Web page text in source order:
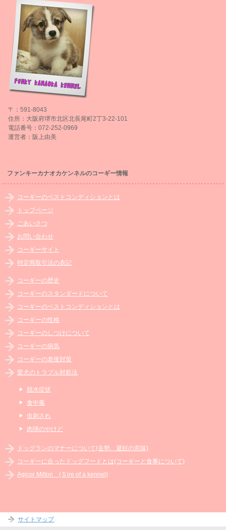
〒：591-8043
住所：大阪府堺市北区北長尾町2丁3-22-101
電話番号：072-252-0969
運営者：阪上由美
ファンキーカナオカケンネルのコーギー情報
コーギーのベストコンディションとは
トップページ
ごあいさつ
お問い合わせ
コーギーサイト
特定商取引法の表記
コーギーの歴史
コーギーのスタンダードについて
コーギーのベストコンディションとは
コーギーの性格
コーギーのしつけについて
コーギーの病気
コーギーの老後対策
愛犬のトラブル対処法
脱水症状
食中毒
虫刺され
肉球のやけど
ドッグランのマナーについて(去勢、避妊の意味)
コーギーに合ったドッグフードとは(コーギーと食事について)
Agicor Milton (Ｓire of a kennel)
サイトマップ